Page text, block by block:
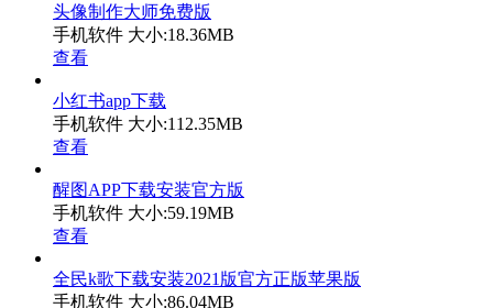
头像制作大师免费版
手机软件 大小:18.36MB
查看
小红书app下载
手机软件 大小:112.35MB
查看
醒图APP下载安装官方版
手机软件 大小:59.19MB
查看
全民k歌下载安装2021版官方正版苹果版
手机软件 大小:86.04MB